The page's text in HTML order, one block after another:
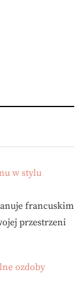
w stylu
francuskim
przestrzeni
ozdoby